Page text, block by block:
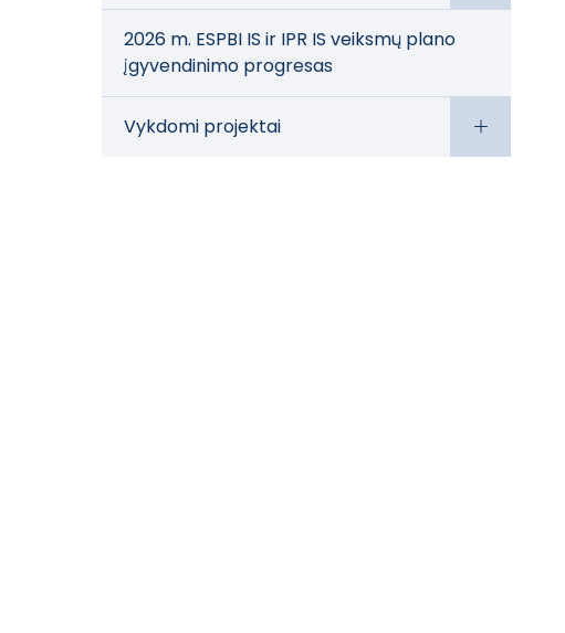
2026 m. ESPBI IS ir IPR IS veiksmų plano
įgyvendinimo progresas
Vykdomi projektai